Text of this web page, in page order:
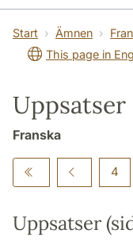
SOL-husen Kontakt
översättning till
Start Ämnen
This page in
Uppsatser
Franska
4
Uppsatser